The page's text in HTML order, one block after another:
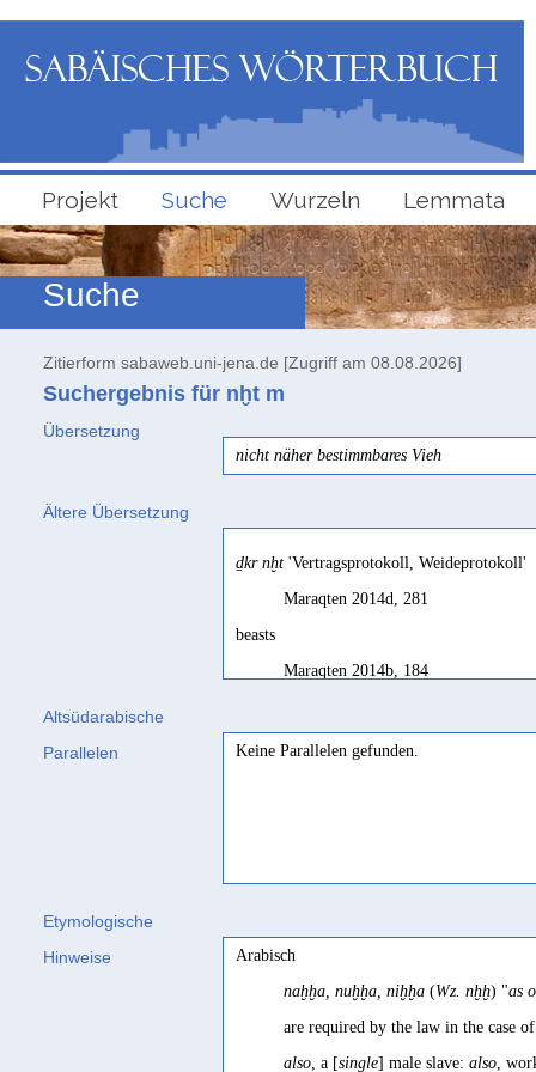
Projekt Suche Wurzeln Lemmata
Suche
Zitierform sabaweb.uni-jena.de [Zugriff am 08.08.2026]
Suchergebnis für nḫt m
Übersetzung
nicht näher bestimmbares Vieh
Ältere Übersetzung
ḏkr nḫt 'Vertragsprotokoll, Weideprotokoll'
Maraqten 2014d, 281
beasts
Maraqten 2014b, 184
Biella 1982, 301
Maraqten 2014d, 281
Altsüdarabische
Parallelen
Keine Parallelen gefunden.
Etymologische
Hinweise
Arabisch
naḫḫa, nuḫḫa, niḫḫa (Wz. nḫḫ) "as
are required by the law in the case
also, a [single] male slave: also,